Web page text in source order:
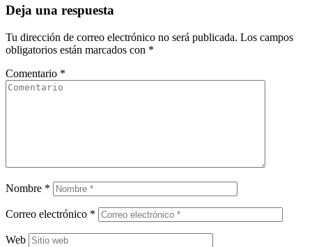
Deja una respuesta
Tu dirección de correo electrónico no será publicada. Los campos
obligatorios están marcados con *
Comentario *
Nombre *
Correo electrónico *
Web